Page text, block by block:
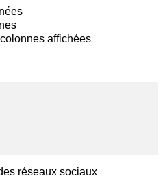
affichées
réseaux sociaux